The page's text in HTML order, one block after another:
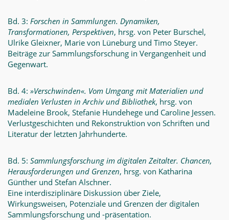
Bd. 3: Forschen in Sammlungen. Dynamiken,
Transformationen, Perspektiven, hrsg. von Peter Burschel,
Ulrike Gleixner, Marie von Lüneburg und Timo Steyer.
Beiträge zur Sammlungsforschung in Vergangenheit und
Gegenwart.
Bd. 4: »Verschwinden«. Vom Umgang mit Materialien und
medialen Verlusten in Archiv und Bibliothek, hrsg. von
Madeleine Brook, Stefanie Hundehege und Caroline Jessen.
Verlustgeschichten und Rekonstruktion von Schriften und
Literatur der letzten Jahrhunderte.
Bd. 5: Sammlungsforschung im digitalen Zeitalter. Chancen,
Herausforderungen und Grenzen, hrsg. von Katharina
Günther und Stefan Alschner.
Eine interdisziplinäre Diskussion über Ziele,
Wirkungsweisen, Potenziale und Grenzen der digitalen
Sammlungsforschung und -präsentation.